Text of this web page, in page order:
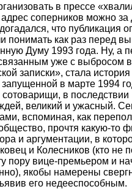
в прессе
соперников можно за
что публикация
понимать как раз перед
Думу 1993 года. Ну, а
уже с выбросом
записки», стала
запущенной в марте 1994
в
великий и ужасный.
вспоминая, как
прочтя какую-то
и аргументации, в
и Колесников (кто не
пору вице-премьером и
якобы намерены
его недееспособным.